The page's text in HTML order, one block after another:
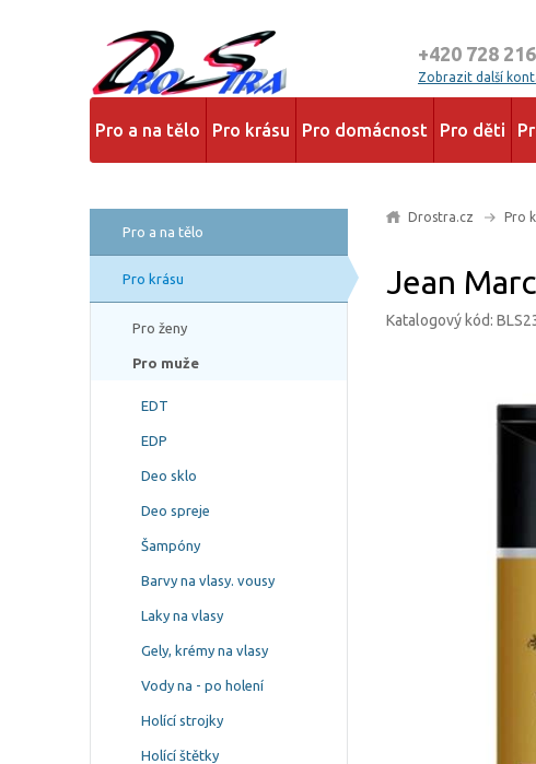
+420 728
Zobrazit další
Pro a na tělo Pro krásu Pro domácnost Pro děti
Pro a na tělo
Pro krásu
Pro ženy
Pro muže
EDT
EDP
Deo sklo
Deo spreje
Šampóny
Barvy na vlasy. vousy
Laky na vlasy
Gely, krémy na vlasy
Vody na - po holení
Holící strojky
Holící štětky
Drostra.cz Pro
Jean
Katalogový kód: